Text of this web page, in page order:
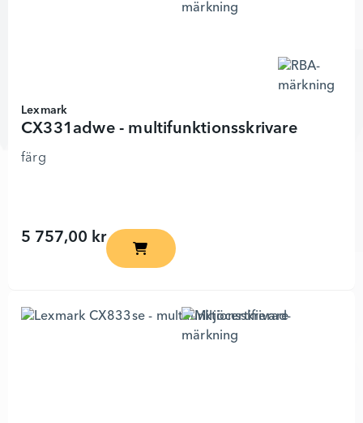
Lexmark
CX331adwe - multifunktionsskrivare
färg
5 757,00 krCX331adwe - multifunktionsskrivare -